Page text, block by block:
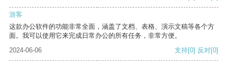
游客
这款办公软件的功能非常全面，涵盖了文档、表格、演示文稿等各个方
面。我可以使用它来完成日常办公的所有任务，非常方便。
2024-06-06
支持[0] 反对[0]